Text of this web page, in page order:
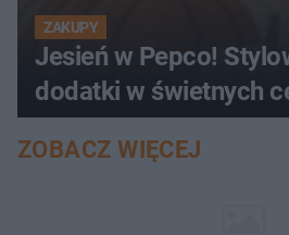
ZAKUPY
Jesień w Pepco!
dodatki w świetnych
ZOBACZ WIĘCEJ